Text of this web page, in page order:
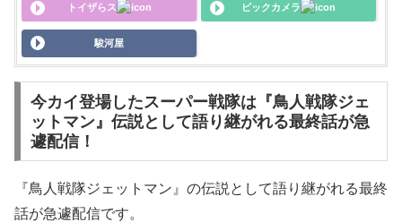
トイザらス ビックカメラ
駿河屋
今カイ登場したスーパー戦隊は『鳥人戦隊ジェ
ットマン』伝説として語り継がれる最終話が急
遽配信！
『鳥人戦隊ジェットマン』の伝説として語り継がれる最終
話が急遽配信です。